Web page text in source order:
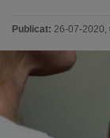
Publicat: 26-07-2020,